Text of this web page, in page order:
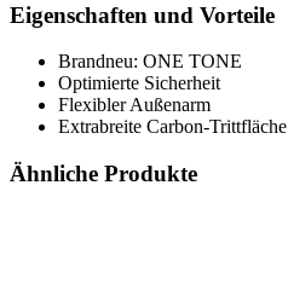
Eigenschaften und Vorteile
Brandneu: ONE TONE
Optimierte Sicherheit
Flexibler Außenarm
Extrabreite Carbon-Trittfläche
Ähnliche Produkte